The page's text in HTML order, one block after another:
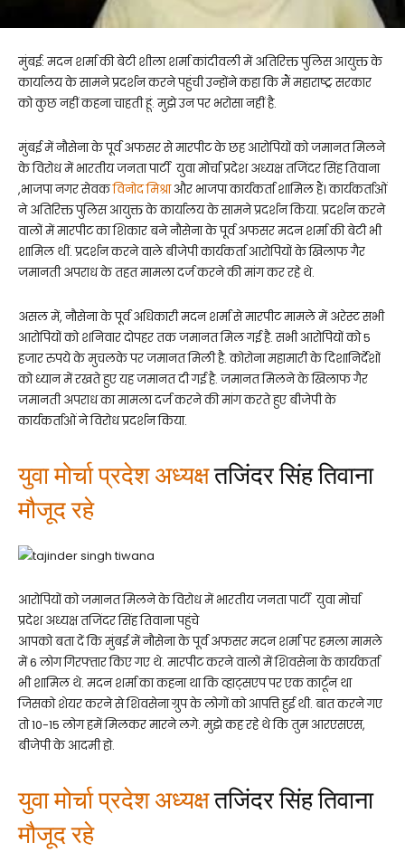
मुंबई: मदन शर्मा की बेटी शीला शर्मा कांदीवली में अतिरिक्त पुलिस आयुक्त के
कार्यालय के सामने प्रदर्शन करने पहुंची उन्होंने कहा कि मैं महाराष्ट्र सरकार
को कुछ नहीं कहना चाहती हूं. मुझे उन पर भरोसा नहीं है.
मुंबई में नौसेना के पूर्व अफसर से मारपीट के छह आरोपियों को जमानत मिलने
के विरोध में भारतीय जनता पार्टी युवा मोर्चा प्रदेश अध्यक्ष तजिंदर सिंह तिवाना
,भाजपा नगर सेवकविनोद मिश्राऔर भाजपा कार्यकर्ता शामिल हैं। कार्यकर्ताओं
ने अतिरिक्त पुलिस आयुक्त के कार्यालय के सामने प्रदर्शन किया. प्रदर्शन करने
वालों में मारपीट का शिकार बने नौसेना के पूर्व अफसर मदन शर्मा की बेटी भी
शामिल थीं. प्रदर्शन करने वाले बीजेपी कार्यकर्ता आरोपियों के खिलाफ गैर
जमानती अपराध के तहत मामला दर्ज करने की मांग कर रहे थे.
असल में, नौसेना के पूर्व अधिकारी मदन शर्मा से मारपीट मामले में अरेस्ट सभी
आरोपियों को शनिवार दोपहर तक जमानत मिल गई है. सभी आरोपियों को 5
हजार रुपये के मुचलके पर जमानत मिली है. कोरोना महामारी के दिशानिर्देशों
को ध्यान में रखते हुए यह जमानत दी गई है. जमानत मिलने के खिलाफ गैर
जमानती अपराध का मामला दर्ज करने की मांग करते हुए बीजेपी के
कार्यकर्ताओं ने विरोध प्रदर्शन किया.
युवा मोर्चा प्रदेश अध्यक्षतजिंदर सिंह तिवाना
मौजूद रहे
आरोपियों को जमानत मिलने के विरोध में भारतीय जनता पार्टी युवा मोर्चा
प्रदेश अध्यक्ष तजिंदर सिंह तिवाना पहुंचे
आपको बता दें कि मुंबई में नौसेना के पूर्व अफसर मदन शर्मा पर हमला मामले
में 6 लोग गिरफ्तार किए गए थे. मारपीट करने वालों में शिवसेना के कार्यकर्ता
भी शामिल थे. मदन शर्मा का कहना था कि व्हाट्सएप पर एक कार्टून था
जिसको शेयर करने से शिवसेना ग्रुप के लोगों को आपत्ति हुई थी. बात करने गए
तो 10-15 लोग हमें मिलकर मारने लगे. मुझे कह रहे थे कि तुम आरएसएस,
बीजेपी के आदमी हो.
युवा मोर्चा प्रदेश अध्यक्षतजिंदर सिंह तिवाना
मौजूद रहे